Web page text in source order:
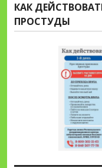
КАК
ПРОСТУДЫ